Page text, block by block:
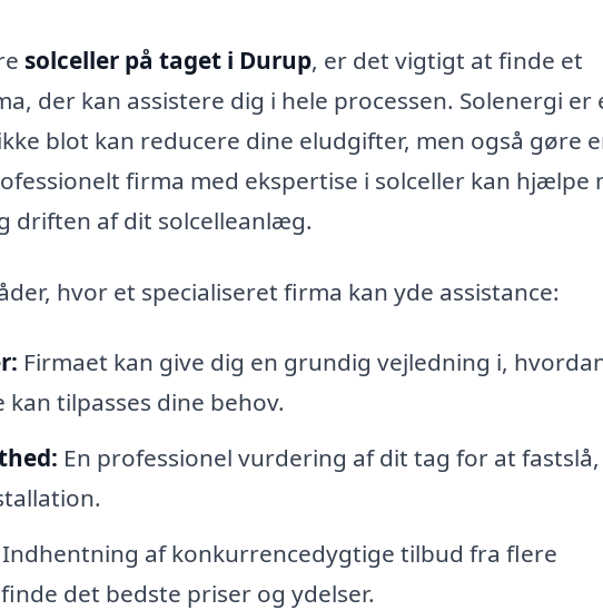
solceller på taget i Durup, er det vigtigt at finde et
der kan assistere dig i hele processen. Solenergi er
blot kan reducere dine eludgifter, men også gøre
firma med ekspertise i solceller kan hjælpe
driften af dit solcelleanlæg.
hvor et specialiseret firma kan yde assistance:
Firmaet kan give dig en grundig vejledning i,
tilpasses dine behov.
En professionel vurdering af dit tag for at
Indhentning af konkurrencedygtige tilbud fra flere
det bedste priser og ydelser.